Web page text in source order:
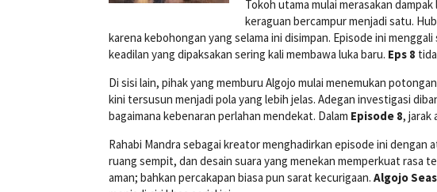
Tokoh utama mulai merasakan
keraguan bercampur menjadi satu.
karena kebohongan yang selama ini disimpan. Episode ini
keadilan yang dipaksakan sering kali membawa luka baru. Eps 8
Di sisi lain, pihak yang memburu Algojo mulai menemukan
kini tersusun menjadi pola yang lebih jelas. Adegan investigasi
bagaimana kebenaran perlahan mendekat. Dalam Episode 8, jarak
Rahabi Mandra sebagai kreator menghadirkan episode ini
ruang sempit, dan desain suara yang menekan memperkuat rasa
aman; bahkan percakapan biasa pun sarat kecurigaan. Algojo